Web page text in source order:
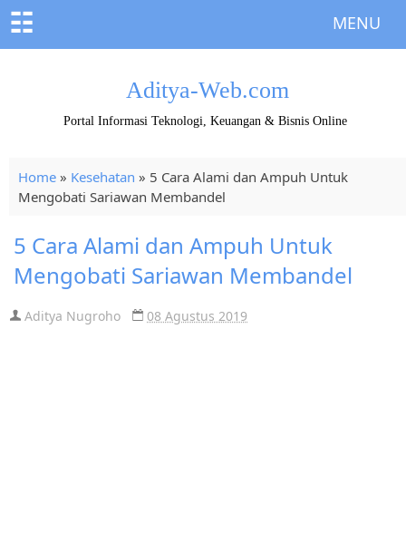
☷ MENU
Aditya-Web.com
Portal Informasi Teknologi, Keuangan & Bisnis Online
Home » Kesehatan » 5 Cara Alami dan Ampuh Untuk
Mengobati Sariawan Membandel
5 Cara Alami dan Ampuh Untuk
Mengobati Sariawan Membandel
Aditya Nugroho 08 Agustus 2019